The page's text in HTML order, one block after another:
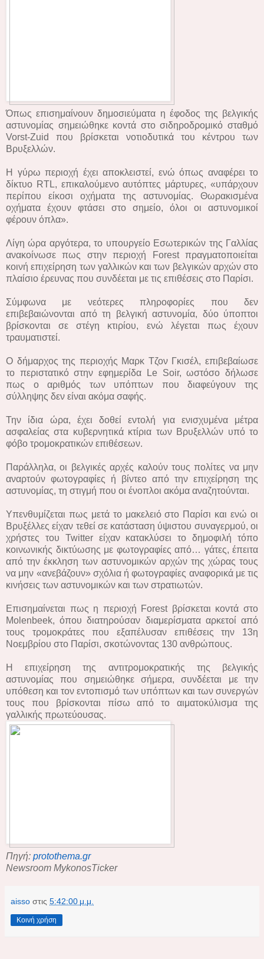
Όπως επισημαίνουν δημοσιεύματα η έφοδος της βελγικής
αστυνομίας σημειώθηκε κοντά στο σιδηροδρομικό σταθμό
Vorst-Zuid που βρίσκεται νοτιοδυτικά του κέντρου των
Βρυξελλών.
Η γύρω περιοχή έχει αποκλειστεί, ενώ όπως αναφέρει το
δίκτυο RTL, επικαλούμενο αυτόπτες μάρτυρες, «υπάρχουν
περίπου είκοσι οχήματα της αστυνομίας. Θωρακισμένα
οχήματα έχουν φτάσει στο σημείο, όλοι οι αστυνομικοί
φέρουν όπλα».
Λίγη ώρα αργότερα, το υπουργείο Εσωτερικών της Γαλλίας
ανακοίνωσε πως στην περιοχή Forest πραγματοποιείται
κοινή επιχείρηση των γαλλικών και των βελγικών αρχών στο
πλαίσιο έρευνας που συνδέεται με τις επιθέσεις στο Παρίσι.
Σύμφωνα με νεότερες πληροφορίες που δεν
επιβεβαιώνονται από τη βελγική αστυνομία, δύο ύποπτοι
βρίσκονται σε στέγη κτιρίου, ενώ λέγεται πως έχουν
τραυματιστεί.
Ο δήμαρχος της περιοχής Μαρκ Τζον Γκισέλ, επιβεβαίωσε
το περιστατικό στην εφημερίδα Le Soir, ωστόσο δήλωσε
πως ο αριθμός των υπόπτων που διαφεύγουν της
σύλληψης δεν είναι ακόμα σαφής.
Την ίδια ώρα, έχει δοθεί εντολή για ενισχυμένα μέτρα
ασφαλείας στα κυβερνητικά κτίρια των Βρυξελλών υπό το
φόβο τρομοκρατικών επιθέσεων.
Παράλληλα, οι βελγικές αρχές καλούν τους πολίτες να μην
αναρτούν φωτογραφίες ή βίντεο από την επιχείρηση της
αστυνομίας, τη στιγμή που οι ένοπλοι ακόμα αναζητούνται.
Υπενθυμίζεται πως μετά το μακελειό στο Παρίσι και ενώ οι
Βρυξέλλες είχαν τεθεί σε κατάσταση ύψιστου συναγερμού, οι
χρήστες του Twitter είχαν κατακλύσει το δημοφιλή τόπο
κοινωνικής δικτύωσης με φωτογραφίες από… γάτες, έπειτα
από την έκκληση των αστυνομικών αρχών της χώρας τους
να μην «ανεβάζουν» σχόλια ή φωτογραφίες αναφορικά με τις
κινήσεις των αστυνομικών και των στρατιωτών.
Επισημαίνεται πως η περιοχή Forest βρίσκεται κοντά στο
Molenbeek, όπου διατηρούσαν διαμερίσματα αρκετοί από
τους τρομοκράτες που εξαπέλυσαν επιθέσεις την 13η
Νοεμβρίου στο Παρίσι, σκοτώνοντας 130 ανθρώπους.
Η επιχείρηση της αντιτρομοκρατικής της βελγικής
αστυνομίας που σημειώθηκε σήμερα, συνδέεται με την
υπόθεση και τον εντοπισμό των υπόπτων και των συνεργών
τους που βρίσκονται πίσω από το αιματοκύλισμα της
γαλλικής πρωτεύουσας.
Πηγή: protothema.gr
Newsroom MykonosTicker
aisso στις 5:42:00 μ.μ.
Κοινή χρήση